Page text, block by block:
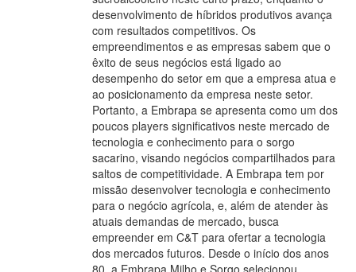
desenvolvimento de híbridos produtivos avança
com resultados competitivos. Os
empreendimentos e as empresas sabem que o
êxito de seus negócios está ligado ao
desempenho do setor em que a empresa atua e
ao posicionamento da empresa neste setor.
Portanto, a Embrapa se apresenta como um dos
poucos players significativos neste mercado de
tecnologia e conhecimento para o sorgo
sacarino, visando negócios compartilhados para
saltos de competitividade. A Embrapa tem por
missão desenvolver tecnologia e conhecimento
para o negócio agrícola, e, além de atender às
atuais demandas de mercado, busca
empreender em C&T para ofertar a tecnologia
dos mercados futuros. Desde o início dos anos
80, a Embrapa Milho e Sorgo selecionou